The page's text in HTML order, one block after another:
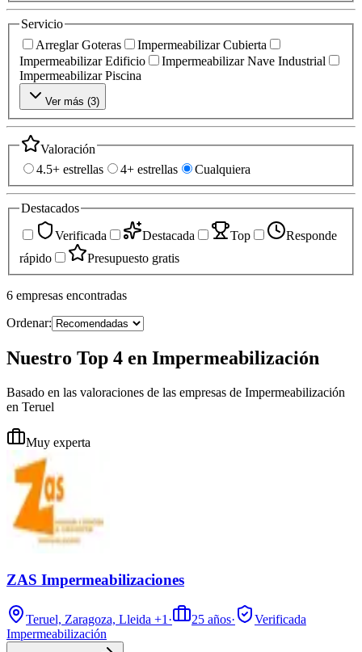
Servicio
Arreglar Goteras
Impermeabilizar Cubierta
Impermeabilizar Edificio
Impermeabilizar Nave Industrial
Impermeabilizar Piscina
Ver más (3)
Valoración
4.5+ estrellas
4+ estrellas Cualquiera
Destacados
Verificada
Destacada Top
Responde
rápido
Presupuesto gratis
6 empresas encontradas
Ordenar:
Nuestro Top 4 en Impermeabilización
Basado en las valoraciones de las empresas de Impermeabilización
en Teruel
Muy experta
ZAS Impermeabilizaciones
Teruel, Zaragoza, Lleida +1 · 25 años·
Verificada
Impermeabilización